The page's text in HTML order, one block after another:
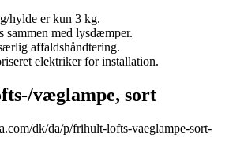
hylde er kun 3 kg.
sammen med lysdæmper.
affaldshåndtering.
elektriker for installation.
væglampe, sort
dk/da/p/frihult-lofts-vaeglampe-sort-